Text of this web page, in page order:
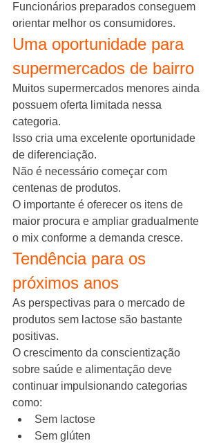
Funcionários preparados conseguem
orientar melhor os consumidores.
Uma oportunidade para
supermercados de bairro
Muitos supermercados menores ainda
possuem oferta limitada nessa
categoria.
Isso cria uma excelente oportunidade
de diferenciação.
Não é necessário começar com
centenas de produtos.
O importante é oferecer os itens de
maior procura e ampliar gradualmente
o mix conforme a demanda cresce.
Tendência para os
próximos anos
As perspectivas para o mercado de
produtos sem lactose são bastante
positivas.
O crescimento da conscientização
sobre saúde e alimentação deve
continuar impulsionando categorias
como:
Sem lactose
Sem glúten